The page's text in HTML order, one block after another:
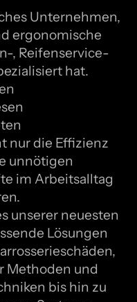
Unternehmen,
ergonomische
, Reifenservice-
hat.
nur die Effizienz
unnötigen
im Arbeitsalltag
unserer neuesten
Lösungen
Methoden und
bis hin zu